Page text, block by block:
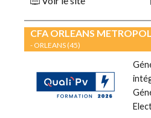
CFA ORLEANS
- ORLEANS (45)